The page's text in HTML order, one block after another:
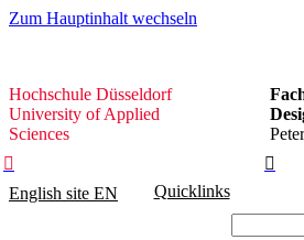
Zum Hauptinhalt wechseln
Hochschule
Düsseldorf
Hochschule Düsseldorf
University of Applied
Sciences


English site EN Quicklinks